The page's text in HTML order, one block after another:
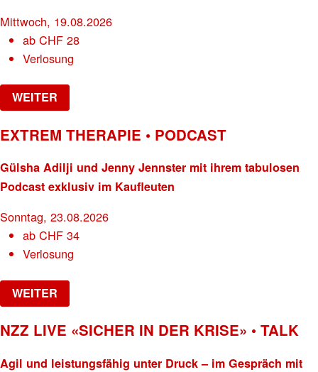
Mittwoch, 19.08.2026
abCHF 28
Verlosung
WEITER
EXTREM THERAPIE • PODCAST
Gülsha Adilji und Jenny Jennster mit ihrem tabulosen
Podcast exklusiv im Kaufleuten
Sonntag, 23.08.2026
abCHF 34
Verlosung
WEITER
NZZ LIVE «SICHER IN DER KRISE» • TALK
Agil und leistungsfähig unter Druck – im Gespräch mit